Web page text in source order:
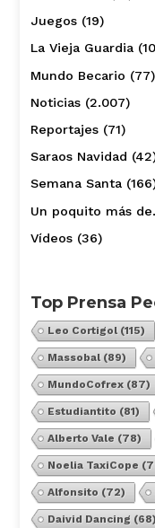
Juegos(19)
La Vieja Guardia
Mundo Becario (77)
Noticias(2.007)
Reportajes(71)
Saraos Navidad
Semana Santa
Un poquito más
Vídeos(36)
Top Prensa
Leo Cortigol(115)
Massobal(89)
MundoCofrex(87)
Estudiantito (81)
Alberto Vale (78)
Noelia TaxiCope
Alfonsito (72)
Daivid Dancing (68)